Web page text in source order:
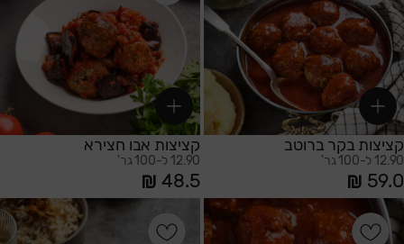
משתמש חדש/אורח
להרשמה
קציצות בקר ברוטב
12.90 ל-100 גר'
59.0
קציצות אבו חצירא
12.90 ל-100 גר'
48.5
הוספה לסל הוספה לסל